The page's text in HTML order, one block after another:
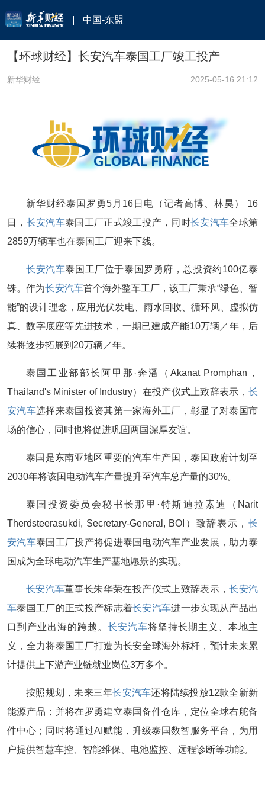
中国-东盟
【环球财经】长安汽车泰国工厂竣工投产
新华财经 2025-05-16 21:12
新华财经泰国罗勇5月16日电（记者高博、林昊） 16
日， 长安汽车泰国工厂正式竣工投产，同时长安汽车全球第
2859万辆车也在泰国工厂迎来下线。
长安汽车泰国工厂位于泰国罗勇府，总投资约100亿泰
铢。作为长安汽车首个海外整车工厂，该工厂秉承“绿色、智
能”的设计理念，应用光伏发电、雨水回收、循环风、虚拟仿
真、数字底座等先进技术，一期已建成产能10万辆／年，后
续将逐步拓展到20万辆／年。
泰国工业部部长阿甲那·奔潘（Akanat Promphan，
Thailand's Minister of Industry）在投产仪式上致辞表示， 长
安汽车选择来泰国投资其第一家海外工厂，彰显了对泰国市
场的信心，同时也将促进巩固两国深厚友谊。
泰国是东南亚地区重要的汽车生产国，泰国政府计划至
2030年将该国电动汽车产量提升至汽车总产量的30%。
泰国投资委员会秘书长那里·特斯迪拉素迪（Narit
Therdsteerasukdi, Secretary-General, BOI）致辞表示， 长
安汽车泰国工厂投产将促进泰国电动汽车产业发展，助力泰
国成为全球电动汽车生产基地愿景的实现。
长安汽车董事长朱华荣在投产仪式上致辞表示，长安汽
车泰国工厂的正式投产标志着长安汽车进一步实现从产品出
口到产业出海的跨越。 长安汽车将坚持长期主义、本地主
义，全力将泰国工厂打造为长安全球海外标杆，预计未来累
计提供上下游产业链就业岗位3万多个。
按照规划，未来三年长安汽车还将陆续投放12款全新新
能源产品；并将在罗勇建立泰国备件仓库，定位全球右舵备
件中心；同时将通过AI赋能，升级泰国数智服务平台，为用
户提供智慧车控、智能维保、电池监控、远程诊断等功能。